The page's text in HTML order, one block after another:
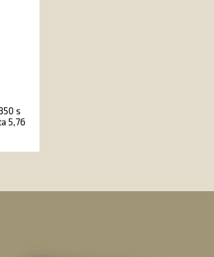
s
5,76